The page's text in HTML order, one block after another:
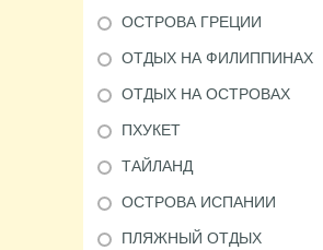
ОСТРОВА ГРЕЦИИ
ОТДЫХ НА ФИЛИППИНАХ
ОТДЫХ НА ОСТРОВАХ
ПХУКЕТ
ТАЙЛАНД
ОСТРОВА ИСПАНИИ
ПЛЯЖНЫЙ ОТДЫХ